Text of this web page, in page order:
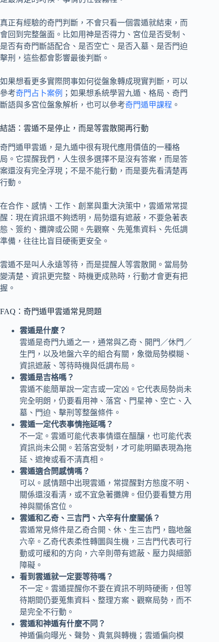
真正有經驗的奇門判斷，不會只看一個雲遁就結束，而
會回到完整盤面。比如用神是否得力、宮位是否受制、
是否有奇門斷語配合、是否空亡、是否入墓、是否門迫
擊刑，這些都會影響最後判斷。
如果想看更多實際問事如何從盤象轉成現實判斷，可以
參考奇門占卜案例
；如果想系統學習九遁、格局、奇門
斷語與多宮位盤象解析，也可以參考奇門遁甲課程 。
結語：雲遁不是停止，而是等雲散開再行動
奇門遁甲雲遁，是九遁中很有現代應用價值的一種格
局。它提醒我們，人生很多選擇不是沒有答案，而是答
案還沒有完全浮現；不是不能行動，而是要先看清楚再
行動。
在合作、感情、工作、創業與重大決策中，雲遁常常提
醒：現在資訊還不夠透明，局勢還有遮蔽，不要急著表
態、簽約、攤牌或公開。先觀察、先蒐集資料、先低調
準備，往往比盲目硬衝更安全。
雲遁不是叫人永遠等待，而是提醒人等雲散開。當局勢
變清楚、資訊更完整、時機更成熟時，行動才會更有把
握。
FAQ：奇門遁甲雲遁常見問題
雲遁是什麼？
雲遁是奇門九遁之一，通常與乙奇、開門／休門／
生門，以及地盤六辛的組合有關，象徵局勢模糊、
資訊遮蔽、等待時機與低調布局。
雲遁是吉格嗎？
雲遁不能簡單說一定吉或一定凶。它代表局勢尚未
完全明朗，仍要看用神、落宮、門星神、空亡、入
墓、門迫、擊刑等整盤條件。
雲遁一定代表事情拖延嗎？
不一定。雲遁可能代表事情還在醞釀，也可能代表
資訊尚未公開。若落宮受制，才可能明顯表現為拖
延、遮掩或看不清真相。
雲遁適合問感情嗎？
可以。感情題中出現雲遁，常提醒對方態度不明、
關係還沒看清，或不宜急著攤牌。但仍要看雙方用
神與關係宮位。
雲遁和乙奇、三吉門、六辛有什麼關係？
雲遁常見條件是乙奇合開、休、生三吉門，臨地盤
六辛。乙奇代表柔性轉圜與生機，三吉門代表可行
動或可緩和的方向，六辛則帶有遮蔽、壓力與細節
障礙。
看到雲遁就一定要等待嗎？
不一定。雲遁提醒你不要在資訊不明時硬衝，但等
待期間仍要蒐集資料、整理方案、觀察局勢，而不
是完全不行動。
雲遁和神遁有什麼不同？
神遁偏向曝光、聲勢、貴氣與轉機；雲遁偏向模